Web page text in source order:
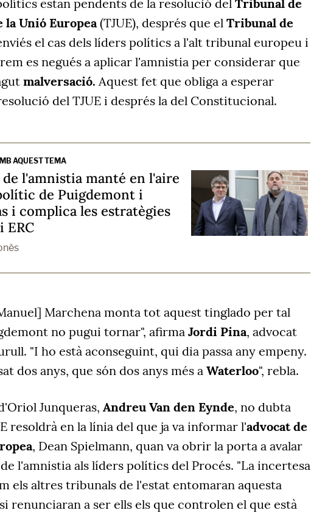
estan pendents de la resolució del Tribunal de
la Unió Europea(TJUE), després que el Tribunal de
el cas dels líders polítics a l'alt tribunal europeu i
es negués a aplicar l'amnistia per considerar que
malversació. Aquest fet que obliga a esperar
del TJUE i després la del Constitucional.
AQUEST TEMA
l'amnistia manté en l'aire
de Puigdemont i
i complica les estratègies
ERC
Marchena monta tot aquest tinglado per tal
no pugui tornar", afirma Jordi Pina, advocat
"I ho està aconseguint, qui dia passa any empeny.
dos anys, que són dos anys més a Waterloo", rebla.
Junqueras, Andreu Van den Eynde, no dubta
resoldrà en la línia del que ja va informar l'advocat de
, Dean Spielmann, quan va obrir la porta a avalar
l'amnistia als líders polítics del Procés. "La incertesa
els altres tribunals de l'estat entomaran aquesta
renunciaran a ser ells els que controlen el que està